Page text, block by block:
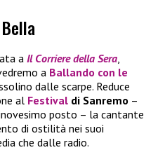
a Il Corriere della Sera
a Ballando con le
dalle scarpe. Reduce
al Festival di Sanremo –
posto – la cantante
di ostilità nei suoi
che dalle radio.